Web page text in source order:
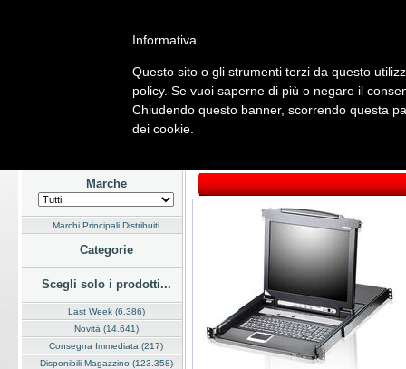
Marchi Dati Cliente Servizi Company
Software Fotografia Telefonia Audio Video
Marche
Marchi Principali Distribuiti
Categorie
Scegli solo i prodotti...
Last Week (6.386)
Novità (14.641)
Consegna Immediata (217)
Disponibili Magazzino (123.358)
Informativa
Questo sito o gli strumenti terzi da questo
policy. Se vuoi saperne di più o negare il
Chiudendo questo banner, scorrendo questa
dei cookie.